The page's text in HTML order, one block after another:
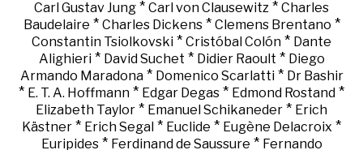
Carl Gustav Jung * Carl von Clausewitz * Charles
Baudelaire * Charles Dickens* Clemens Brentano *
Constantin Tsiolkovski * Cristóbal Colón * Dante
Alighieri* David Suchet * Didier Raoult * Diego
Armando Maradona* Domenico Scarlatti* Dr Bashir
* E. T. A. Hoffmann * Edgar Degas * Edmond Rostand *
Elizabeth Taylor * Emanuel Schikaneder * Erich
Kästner * Erich Segal * Euclide * Eugène Delacroix *
Euripides* Ferdinand de Saussure * Fernando